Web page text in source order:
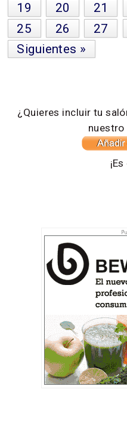
19
20 21
25
26 27
Siguientes »
¿Quieres incluir tu